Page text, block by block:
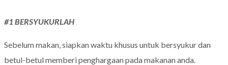
#1 BERSYUKURLAH
Sebelum makan, siapkan waktu khusus untuk bersyukur dan
betul-betul memberi penghargaan pada makanan anda.